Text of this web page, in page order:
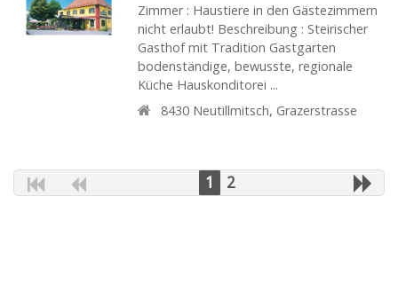
Zimmer : Haustiere in den Gästezimmern
nicht erlaubt! Beschreibung : Steirischer
Gasthof mit Tradition Gastgarten
bodenständige, bewusste, regionale
Küche Hauskonditorei ...
8430 Neutillmitsch, Grazerstrasse
1 2